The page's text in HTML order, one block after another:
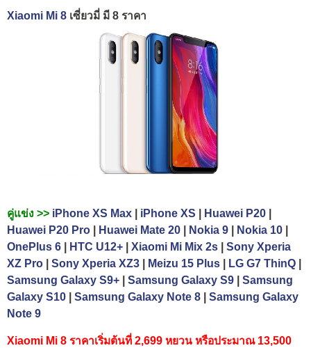
Xiaomi Mi 8 เซี่ยวมี่ มี 8 ราคา
คู่แข่ง >> iPhone XS Max iPhone XS Huawei P20
Huawei P20 Pro
Huawei Mate 20 Nokia 9 Nokia 10
OnePlus 6
HTC U12+ Xiaomi Mi Mix 2s
Sony Xperia
XZ Pro
Sony Xperia XZ3 Meizu 15 Plus LG G7 ThinQ
Samsung Galaxy S9+
Samsung Galaxy S9
Samsung
Galaxy S10
Samsung Galaxy Note 8
Samsung Galaxy
Note 9
Xiaomi Mi 8 ราคาเริ่มต้นที่ 2,699 หยวน หรือประมาณ 13,500